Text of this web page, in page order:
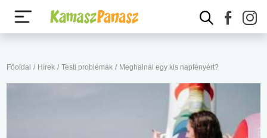
Főoldal / Hírek / Testi problémák / Meghalnál egy kis napfényért?